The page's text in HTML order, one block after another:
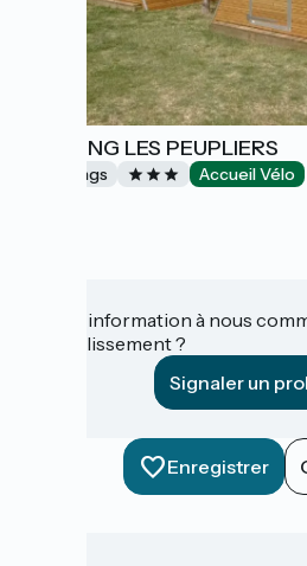
CAMPING LES PEUPLIERS
Campings Accueil Vélo
Une information à nous
établissement ?
Signaler un
Enregistrer